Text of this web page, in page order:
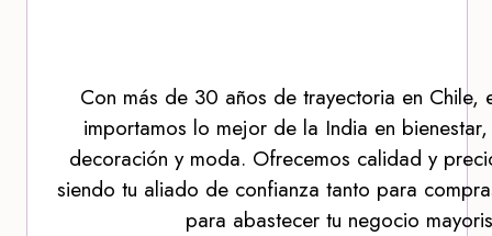
Con más de 30 años de trayectoria en Chile,
importamos lo mejor de la India en
decoración y moda. Ofrecemos calidad y
siendo tu aliado de confianza tanto para
para abastecer tu negocio